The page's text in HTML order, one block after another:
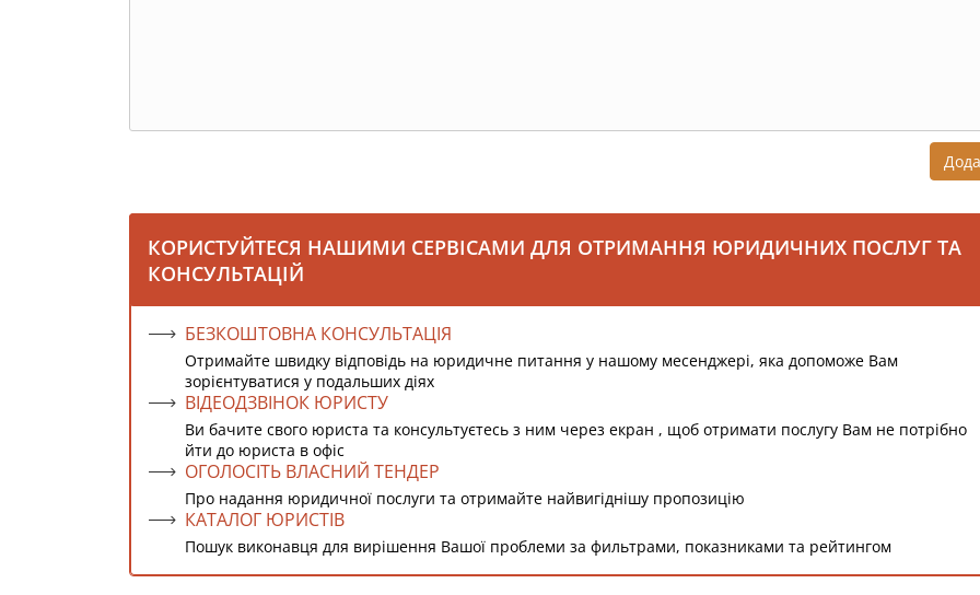
КОРИСТУЙТЕСЯ НАШИМИ СЕРВІСАМИ ДЛЯ ОТРИМАННЯ ЮРИДИЧНИХ ПОСЛУГ ТА
КОНСУЛЬТАЦІЙ
БЕЗКОШТОВНА КОНСУЛЬТАЦІЯ
Отримайте швидку відповідь на юридичне питання у нашому месенджері, яка допоможе Вам
зорієнтуватися у подальших діях
ВІДЕОДЗВІНОК ЮРИСТУ
Ви бачите свого юриста та консультуєтесь з ним через екран , щоб отримати послугу Вам не потрібно
йти до юриста в офіс
ОГОЛОСІТЬ ВЛАСНИЙ ТЕНДЕР
Про надання юридичної послуги та отримайте найвигіднішу пропозицію
КАТАЛОГ ЮРИСТІВ
Пошук виконавця для вирішення Вашої проблеми за фильтрами, показниками та рейтингом